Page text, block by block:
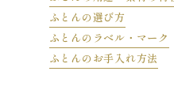
ふとんの選び方
ふとんのラベル・マーク
ふとんのお手入れ方法